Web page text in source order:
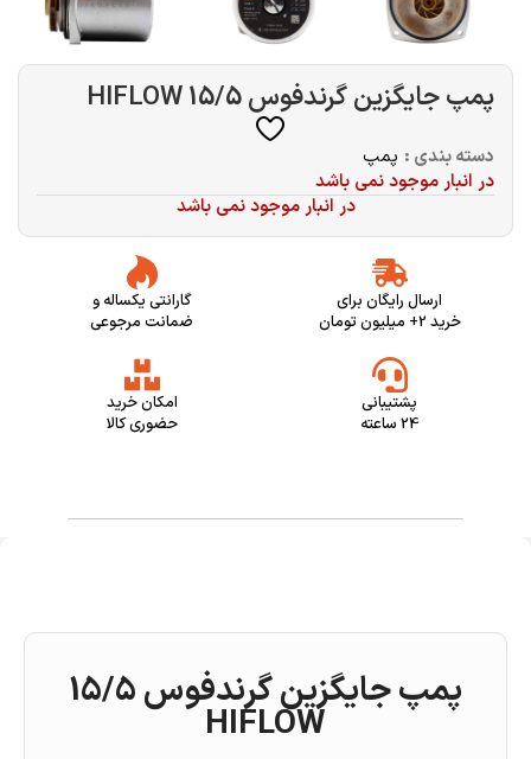
پمپ جایگزین گرندفوس 15/5 HIFLOW
دسته بندی : پمپ
در انبار موجود نمی باشد
در انبار موجود نمی باشد
ارسال رایگان برای
خرید 2+ میلیون تومان
گارانتی یکساله و
ضمانت مرجوعی
پشتیبانی
24 ساعته
امکان خرید
حضوری کالا
پمپ جایگزین گرندفوس 15/5
HIFLOW